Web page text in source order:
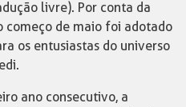
livre). Por conta da
começo de maio foi adotado
os entusiastas do universo
ano consecutivo, a